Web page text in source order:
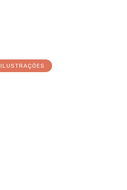
ILUSTRAÇÕES